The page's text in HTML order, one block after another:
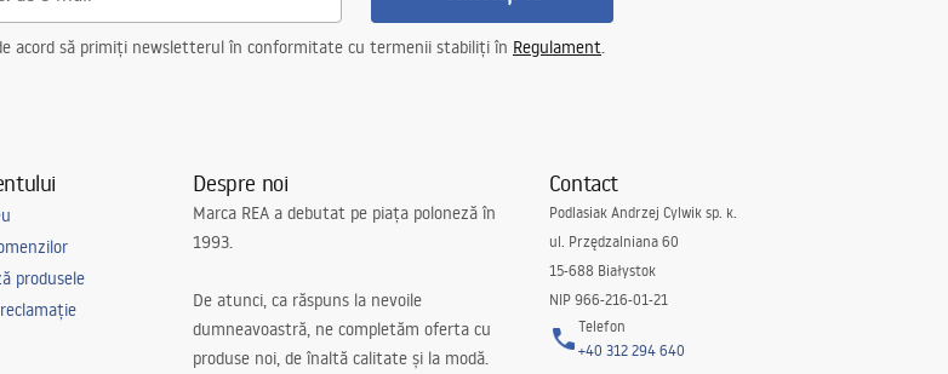
acord să primiți newsletterul în conformitate cu termenii stabiliți în Regulament.
produsele
Despre noi
Marca REA a debutat pe piața poloneză în
1993.
De atunci, ca răspuns la nevoile
dumneavoastră, ne completăm oferta cu
produse noi, de înaltă calitate și la modă.
Contact
Podlasiak Andrzej Cylwik sp. k.
ul. Przędzalniana 60
15-688 Białystok
NIP 966-216-01-21
Telefon
+40 312 294 640